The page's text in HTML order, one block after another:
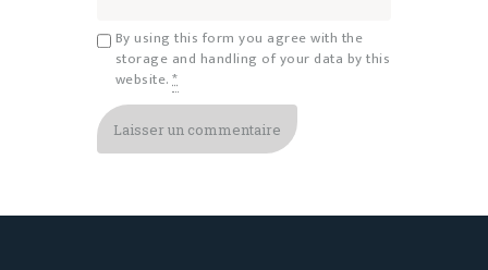
By using this form you agree with the
storage and handling of your data by this
website.*